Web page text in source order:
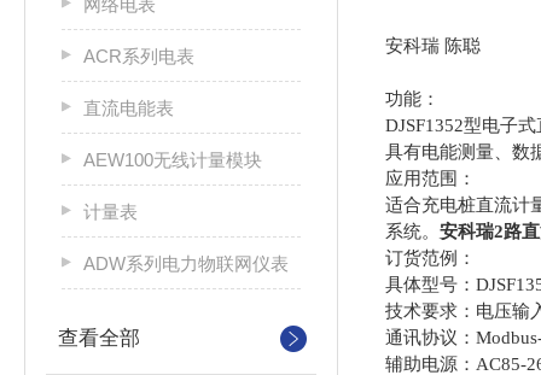
网络电表
ACR系列电表
直流电能表
AEW100无线计量模块
计量表
ADW系列电力物联网仪表
查看全部
安科瑞 陈聪
功能：
DJSF1352型电子
具有电能测量、数
应用范围：
适合充电桩直流计
系统。 安科瑞2路
订货范例：
具体型号：
技术要求：电压输
通讯协议：
辅助电源：AC85-